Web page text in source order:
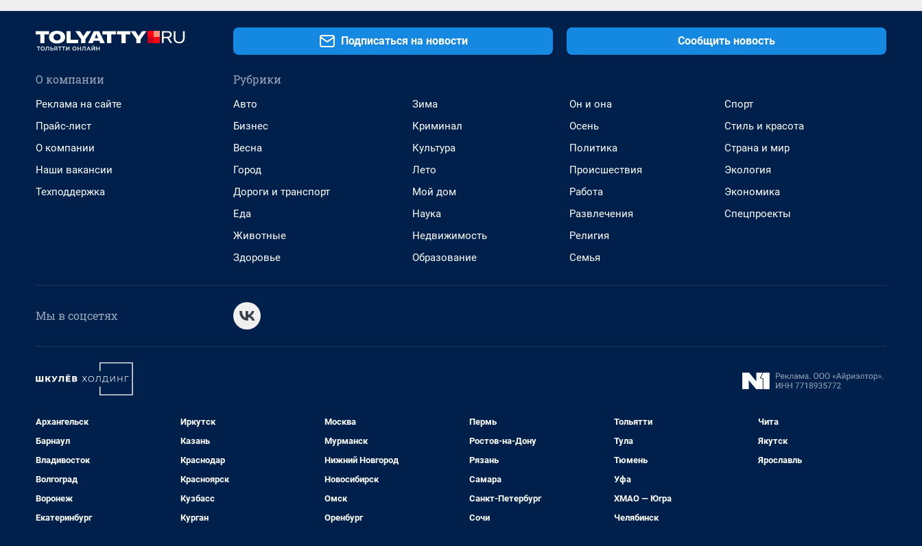
Подписаться на новости Сообщить новость
О компании
Реклама на сайте
Прайс-лист
О компании
Наши вакансии
Техподдержка
Рубрики
Авто
Бизнес
Весна
Город
Дороги и транспорт
Еда
Животные
Здоровье
Зима
Криминал
Культура
Лето
Мой дом
Наука
Недвижимость
Образование
Он и она
Осень
Политика
Происшествия
Работа
Развлечения
Религия
Семья
Спорт
Стиль и красота
Страна и мир
Экология
Экономика
Спецпроекты
Мы в соцсетях
Архангельск
Барнаул
Владивосток
Волгоград
Воронеж
Екатеринбург
Иркутск
Казань
Краснодар
Красноярск
Кузбасс
Курган
Москва
Мурманск
Нижний Новгород
Новосибирск
Омск
Оренбург
Пермь
Ростов-на-Дону
Рязань
Самара
Санкт-Петербург
Сочи
Тольятти
Тула
Тюмень
Уфа
ХМАО — Югра
Челябинск
Чита
Якутск
Ярославль